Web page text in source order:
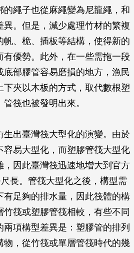
繩子也從麻繩變為尼龍繩，和
異。但是，減少處理竹材的繁複
帆、桅、插板等結構，使得新的
有優勢。此外，在一些需拖一段
底部膠管容易磨損的地方，漁民
下夾以木板的方式，取代數根塑
筏也被發明出來。
生出臺灣筏大型化的演變。由於
容易大型化，而塑膠管筏大型化
，因此臺灣筏迅速地增大到官方
長。管筏大型化之後，構型需
有足夠的排水量，因此筏體的構
筏或塑膠管筏相較，有些不同
項構型差異是：塑膠管的排列
物，從竹筏或單層管筏時代的幾